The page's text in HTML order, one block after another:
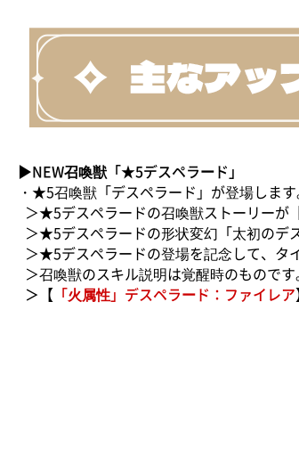
▶NEW召喚獣「★5デスペラード」
・★5召喚獣「デスペラード」が登場します
＞★5デスペラードの召喚獣ストーリーが
＞★5デスペラードの形状変幻「太初のデ
＞★5デスペラードの登場を記念して、タ
＞召喚獣のスキル説明は覚醒時のものです
＞【 「火属性」デスペラード：ファイレア